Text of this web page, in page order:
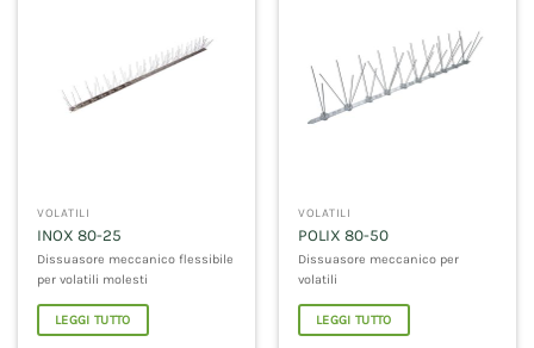
VOLATILI
INOX 80-25
Dissuasore meccanico flessibile
per volatili molesti
LEGGI TUTTO
VOLATILI
POLIX 80-50
Dissuasore meccanico per
volatili
LEGGI TUTTO